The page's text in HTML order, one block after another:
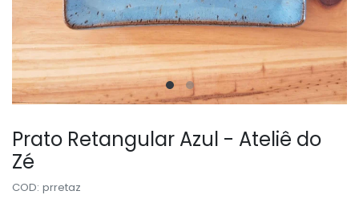
Prato Retangular Azul - Ateliê do
Zé
COD: prretaz